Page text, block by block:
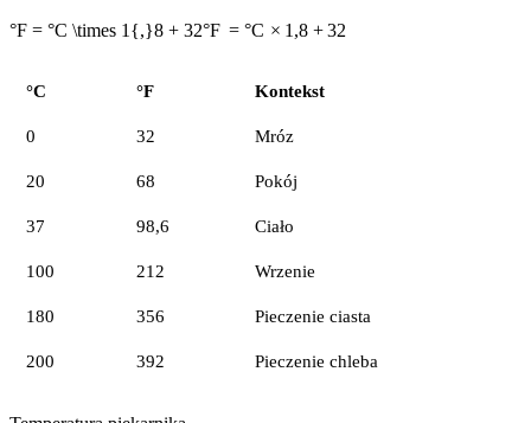
°F = °C \times 1{,}8 + 32°F = °C × 1 ,8 + 32
°C °F Kontekst
0 32 Mróz
20 68 Pokój
37 98,6 Ciało
100 212 Wrzenie
180 356 Pieczenie ciasta
200 392 Pieczenie chleba